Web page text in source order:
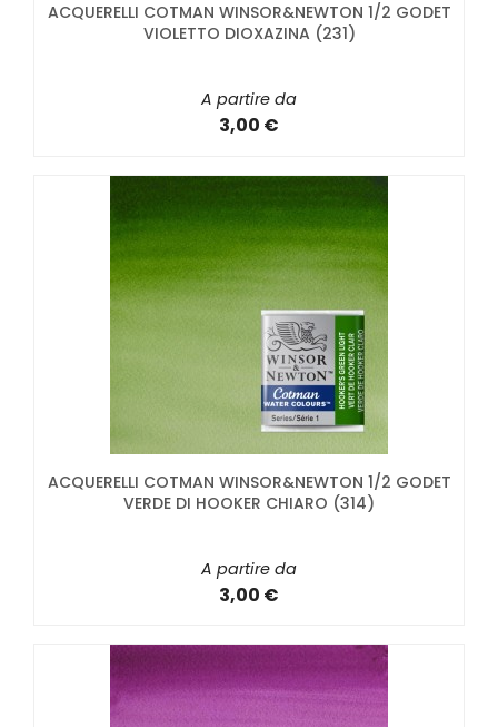
ACQUERELLI COTMAN WINSOR&NEWTON 1/2 GODET
VIOLETTO DIOXAZINA (231)
A partire da
3,00 €
ACQUERELLI COTMAN WINSOR&NEWTON 1/2 GODET
VERDE DI HOOKER CHIARO (314)
A partire da
3,00 €